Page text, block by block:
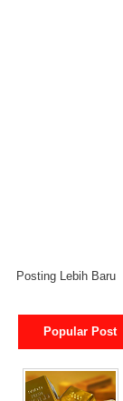
Posting Lebih Baru
Popular Post